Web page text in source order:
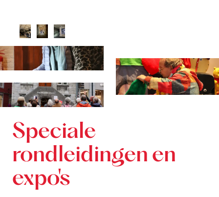
O
p
e
n
p
o
p
u
p
m
e
t
O
p
n
p
o
p
p
m
e
t
v
O
p
e
n
p
o
p
p
m
e
t
Speciale
rondleidingen en
expo's